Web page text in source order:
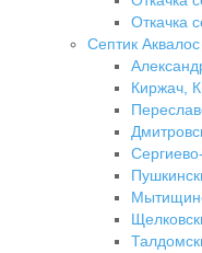
Откачка
Септик Аквалос
Киржач,